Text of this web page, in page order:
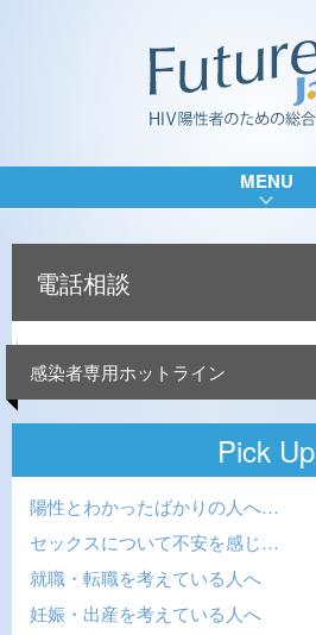
MENU
電話相談
感染者専用ホットライン
Pick Up
陽性とわかったばかりの人へ…
セックスについて不安を感じ…
就職・転職を考えている人へ
妊娠・出産を考えている人へ